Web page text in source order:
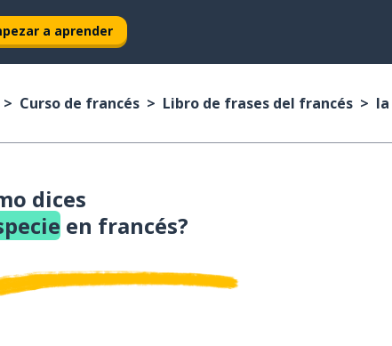
a aprender
Curso de francés Libro de frases del francés
dices
en francés?